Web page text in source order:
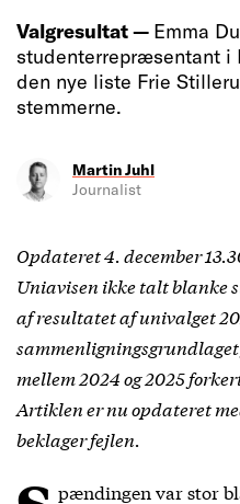
Valgresultat — Emma
studenterrepræsentant i
den nye liste Frie
stemmerne.
Martin Juhl
Journalist
Opdateret 4. december
Uniavisen ikke talt blanke
af resultatet af univalget
mellem 2024 og 2025
Artiklen er nu opdateret
beklager fejlen.
pændingen var stor